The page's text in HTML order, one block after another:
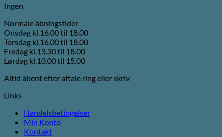
Ingen
Normale åbningstider
Onsdag kl.16.00 til 18.00
Torsdag kl.16.00 til 18.00
Fredag kl.13.30 til 18.00
Lørdag kl.10.00 til 15.00
Altid åbent efter aftale ring eller skriv
Links
Handelsbetingelser
Min Konto
Kontakt